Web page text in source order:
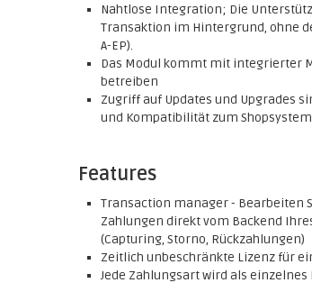
Nahtlose Integration; Die
Transaktion im Hintergrund, ohne
A-EP).
Das Modul kommt mit integrierter
betreiben
Zugriff auf Updates und Upgrades
und Kompatibilität zum Shopsystem
Features
Transaction manager - Bearbeiten
Zahlungen direkt vom Backend
(Capturing, Storno, Rückzahlungen)
Zeitlich unbeschränkte Lizenz für
Jede Zahlungsart wird als